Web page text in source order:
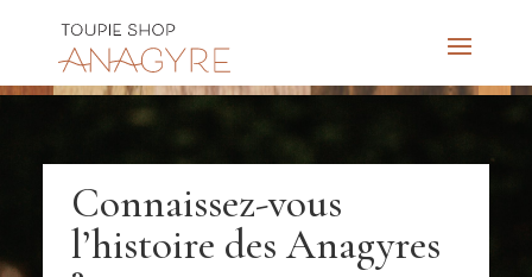
Connaissez-vous
l’histoire des Anagyres